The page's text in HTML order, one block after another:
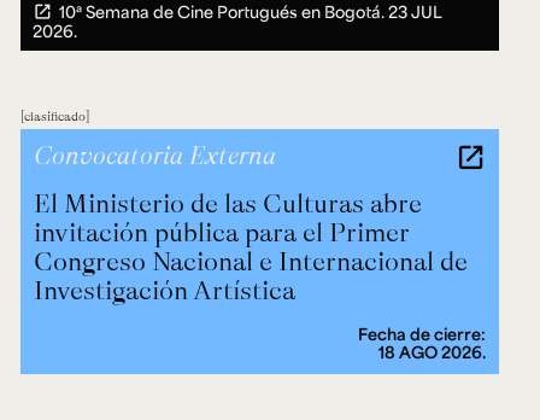
10ª Semana de Cine Portugués en Bogotá.23 JUL
2026.
clasificado
El Ministerio de las Culturas abre
invitación pública para el Primer
Congreso Nacional e Internacional de
Investigación Artística
Convocatoria Externa
Fecha de cierre:
18 AGO 2026.